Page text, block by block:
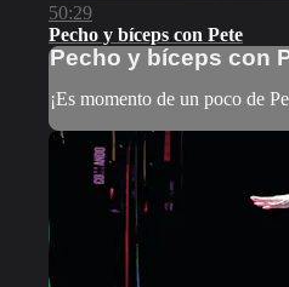
50:29
Pecho y bíceps con Pete
Pecho y bíceps con
¡Es momento de un poco de